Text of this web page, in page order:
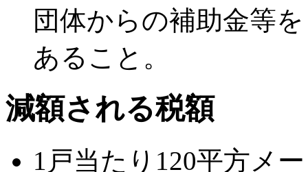
団体からの補助金等
あること。
減額される税額
1戸当たり120平方メ